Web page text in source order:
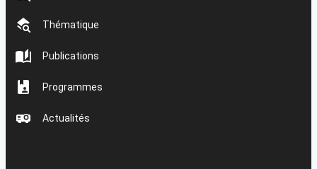
Thématique
Publications
Programmes
Actualités